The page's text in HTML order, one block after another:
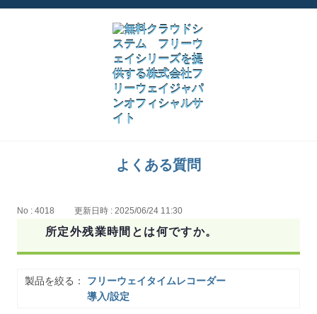
よくある質問
No : 4018 更新日時 : 2025/06/24 11:30
所定外残業時間とは何ですか。
製品を絞る：
フリーウェイタイムレコーダー
導入/設定